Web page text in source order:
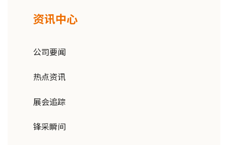
资讯中心
公司要闻
热点资讯
展会追踪
锋采瞬间